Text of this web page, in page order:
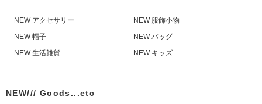
NEW アクセサリー
NEW 服飾小物
NEW 帽子
NEW バッグ
NEW 生活雑貨
NEW キッズ
NEW/// Goods...etc